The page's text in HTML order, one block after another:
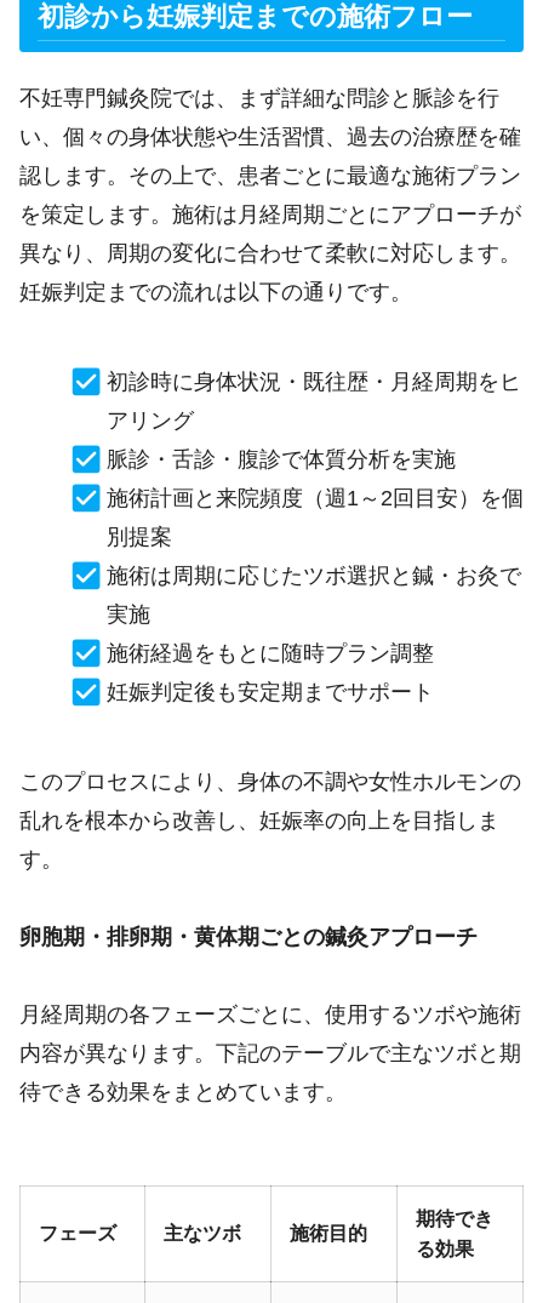
初診から妊娠判定までの施術フロー
不妊専門鍼灸院では、まず詳細な問診と脈診を行
い、個々の身体状態や生活習慣、過去の治療歴を確
認します。その上で、患者ごとに最適な施術プラン
を策定します。施術は月経周期ごとにアプローチが
異なり、周期の変化に合わせて柔軟に対応します。
妊娠判定までの流れは以下の通りです。
初診時に身体状況・既往歴・月経周期をヒ
アリング
脈診・舌診・腹診で体質分析を実施
施術計画と来院頻度（週1～2回目安）を個
別提案
施術は周期に応じたツボ選択と鍼・お灸で
実施
施術経過をもとに随時プラン調整
妊娠判定後も安定期までサポート
このプロセスにより、身体の不調や女性ホルモンの
乱れを根本から改善し、妊娠率の向上を目指しま
す。
卵胞期・排卵期・黄体期ごとの鍼灸アプローチ
月経周期の各フェーズごとに、使用するツボや施術
内容が異なります。下記のテーブルで主なツボと期
待できる効果をまとめています。
フェーズ 主なツボ 施術目的
期待でき
る効果